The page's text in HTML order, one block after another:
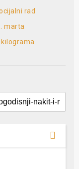
rad
marta
kilograma